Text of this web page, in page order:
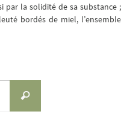
par la solidité de sa substance ;
bordés de miel, l’ensemble
Recherche